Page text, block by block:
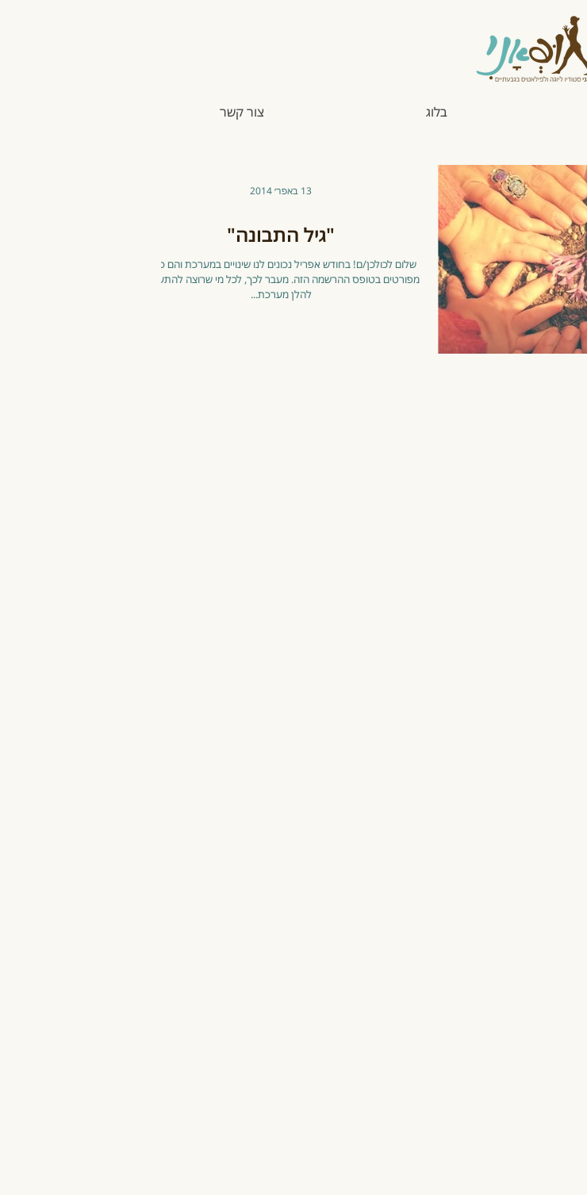
בלוג צור קשר
"גיל התבונה"
שלום לכולכן/ם! בחודש אפריל נכונים לנו שינויים במערכת והם כולם
מפורטים בטופס ההרשמה הזה. מעבר לכך, לכל מי שרוצה להתעדכן,
להלן מערכת...
13 באפר׳ 2014
יחידת הריפוי
הבסיסית, או בקיצור,